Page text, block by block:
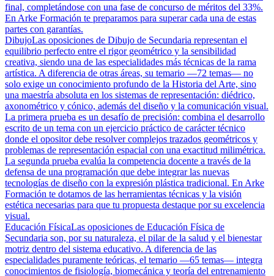
final, completándose con una fase de concurso de méritos del 33%.
En Arke Formación te preparamos para superar cada una de estas
partes con garantías.
DibujoLas oposiciones de Dibujo de Secundaria representan el
equilibrio perfecto entre el rigor geométrico y la sensibilidad
creativa, siendo una de las especialidades más técnicas de la rama
artística. A diferencia de otras áreas, su temario —72 temas— no
solo exige un conocimiento profundo de la Historia del Arte, sino
una maestría absoluta en los sistemas de representación: diédrico,
axonométrico y cónico, además del diseño y la comunicación visual.
La primera prueba es un desafío de precisión: combina el desarrollo
escrito de un tema con un ejercicio práctico de carácter técnico
donde el opositor debe resolver complejos trazados geométricos y
problemas de representación espacial con una exactitud milimétrica.
La segunda prueba evalúa la competencia docente a través de la
defensa de una programación que debe integrar las nuevas
tecnologías de diseño con la expresión plástica tradicional. En Arke
Formación te dotamos de las herramientas técnicas y la visión
estética necesarias para que tu propuesta destaque por su excelencia
visual.
Educación FísicaLas oposiciones de Educación Física de
Secundaria son, por su naturaleza, el pilar de la salud y el bienestar
motriz dentro del sistema educativo. A diferencia de las
especialidades puramente teóricas, el temario —65 temas— integra
conocimientos de fisiología, biomecánica y teoría del entrenamiento